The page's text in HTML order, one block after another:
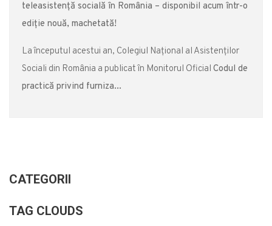
teleasistență socială în România – disponibil acum într-o
ediție nouă, machetată!
La începutul acestui an, Colegiul Național al Asistenților
Sociali din România a publicat în Monitorul Oficial Codul de
practică privind furniza...
CATEGORII
TAG CLOUDS